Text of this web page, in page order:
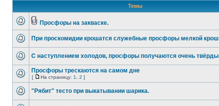
Темы
Просфоры на закваске.
При проскомидии крошатся служебные просфоры мелкой
С наступлением холодов, просфоры получаются очень
Просфоры трескаются на самом дне
[ На страницу: 1 2 ]
"Рябит" тесто при выкатывании шарика.